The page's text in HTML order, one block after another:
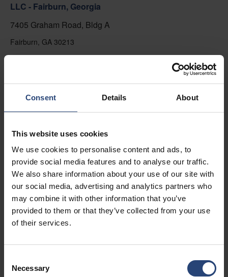
Consent Details About
This website uses cookies
We use cookies to personalise content and ads, to
provide social media features and to analyse our traffic.
We also share information about your use of our site with
our social media, advertising and analytics partners who
may combine it with other information that you’ve
provided to them or that they’ve collected from your use
of their services.
Selection
Necessary
LLC - Fairburn, Georgia
7405 Graham Road, Bldg A
Fairburn, GA 30213
+1 770-935-6662
Contatti
USA - Nefab Packaging North LLC -
1539 Hunter Rd
Hanover Park, IL 60133
+1 630-451-5345 x50103
Mostra sulla mappa
USA - Nefab Packaging North LLC -